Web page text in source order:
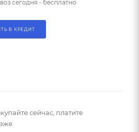
сегодня - бесплатно
В КРЕДИТ
сейчас, платите